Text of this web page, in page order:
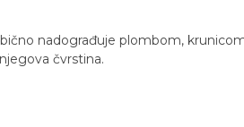
nadograđuje plombom,
čvrstina.